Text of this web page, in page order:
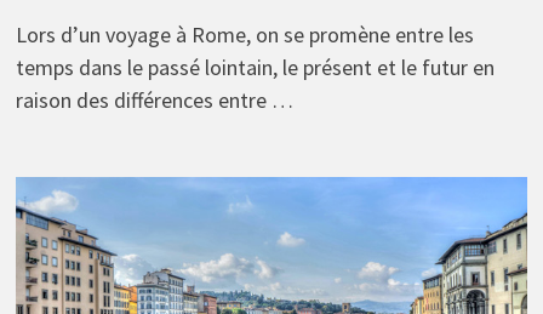
Lors d’un voyage à Rome, on se promène entre les
temps dans le passé lointain, le présent et le futur en
raison des différences entre …